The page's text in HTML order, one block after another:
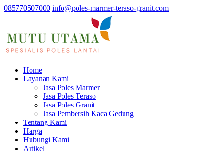
085770507000 info@poles-marmer-teraso-granit.com
Home
Layanan Kami
Jasa Poles Marmer
Jasa Poles Teraso
Jasa Poles Granit
Jasa Pembersih Kaca Gedung
Tentang Kami
Harga
Hubungi Kami
Artikel